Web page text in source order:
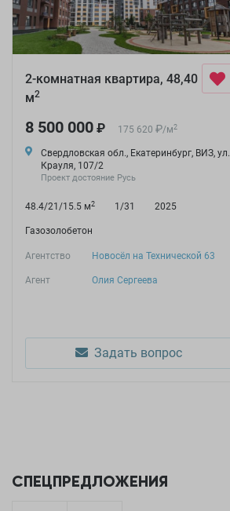
2-комнатная квартира, 48,40
м2
8 500 000 ₽ 175 620 ₽/м2
Свердловская обл., Екатеринбург, ВИЗ, ул.
Крауля, 107/2
Проект достояние Русь
48.4/21/15.5 м2 1/31 2025
Газозолобетон
Агентство Новосёл на Технической 63
Агент Олия Сергеева
Задать вопрос
СПЕЦПРЕДЛОЖЕНИЯ